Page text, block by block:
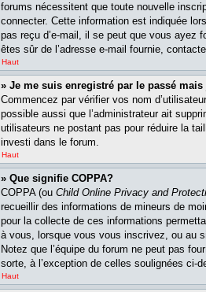
forums nécessitent que toute nouvelle
connecter. Cette information est indiquée
pas reçu d’e-mail, il se peut que vous ayez
êtes sûr de l’adresse e-mail fournie,
Haut
» Je me suis enregistré par le passé
Commencez par vérifier vos nom
possible aussi que l’administrateur ait
utilisateurs ne postant pas pour réduire la
investi dans le forum.
Haut
» Que signifie COPPA?
COPPA (ou Child Online Privacy and
recueillir des informations de mineurs de
pour la collecte de ces informations
à vous, lorsque vous vous inscrivez, ou au
Notez que l’équipe du forum ne peut pas
sorte, à l’exception de celles soulignées ci-
Haut